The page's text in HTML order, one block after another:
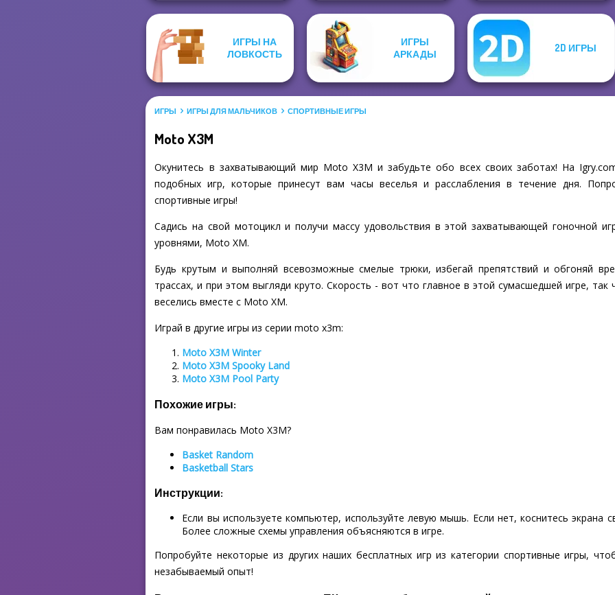
ИГРЫ НА
ЛОВКОСТЬ
ИГРЫ
АРКАДЫ
2D ИГРЫ
ИГРЫ ИГРЫ ДЛЯ МАЛЬЧИКОВ СПОРТИВНЫЕ ИГРЫ
Moto X3M
Окунитесь в захватывающий мир Moto X3M и забудьте обо всех своих заботах! На
подобных игр, которые принесут вам часы веселья и расслабления в течение дня.
спортивные игры!
Садись на свой мотоцикл и получи массу удовольствия в этой захватывающей гоночной
уровнями, Moto XM.
Будь крутым и выполняй всевозможные смелые трюки, избегай препятствий и обгоняй
трассах, и при этом выгляди круто. Скорость - вот что главное в этой сумасшедшей игре,
веселись вместе с Moto XM.
Играй в другие игры из серии moto x3m:
Moto X3M Winter
Moto X3M Spooky Land
Moto X3M Pool Party
Похожие игры:
Вам понравилась Moto X3M?
Basket Random
Basketball Stars
Инструкции:
Если вы используете компьютер, используйте левую мышь. Если нет, коснитесь экрана
Более сложные схемы управления объясняются в игре.
Попробуйте некоторые из других наших бесплатных игр из категории спортивные игры,
незабываемый опыт!